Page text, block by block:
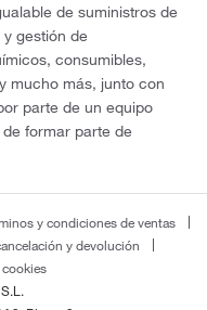
de suministros de
gestión de
consumibles,
mucho más, junto con
parte de un equipo
formar parte de
y condiciones de ventas
y devolución